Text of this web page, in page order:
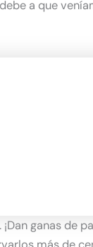
a que
ganas de